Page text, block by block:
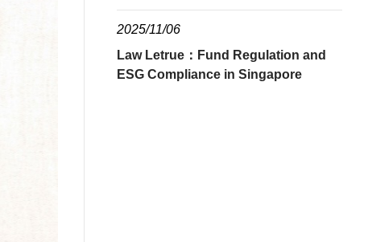
2025/11/06
Law Letrue：Fund Regulation and
ESG Compliance in Singapore